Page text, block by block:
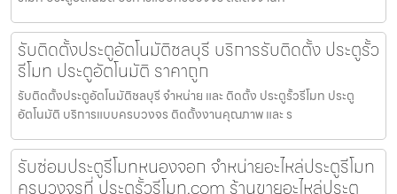
รับติดตั้งประตูอัตโนมัติชลบุรี บริการรับติดตั้ง ประตูรั้ว
รีโมท ประตูอัตโนมัติ ราคาถูก
รับติดตั้งประตูอัตโนมัติชลบุรี จำหน่าย และ ติดตั้ง ประตูรั้วรีโมท ประตู
อัตโนมัติ บริการแบบครบวงจร ติดตั้งงานคุณภาพ และ ร
รับซ่อมประตูรีโมทหนองจอก จำหน่ายอะไหล่ประตูรีโมท
ครบวงจรที่ ประตูรั้วรีโมท.com ร้านขายอะไหล่ประตู